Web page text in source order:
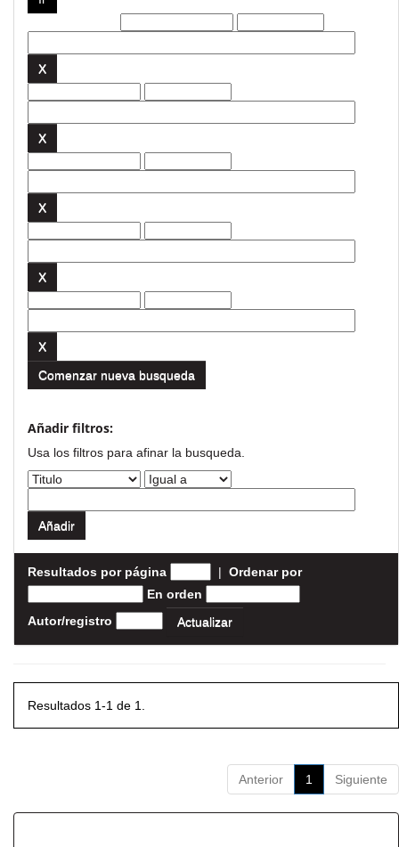
Comenzar nueva busqueda
Añadir filtros:
Usa los filtros para afinar la busqueda.
Resultados por página | Ordenar por
En orden
Autor/registro
Resultados 1-1 de 1.
Anterior 1 Siguiente